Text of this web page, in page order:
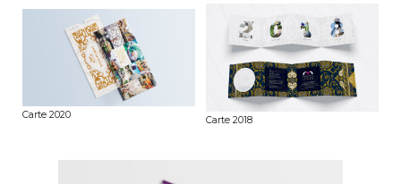
Carte 2020 Carte 2018